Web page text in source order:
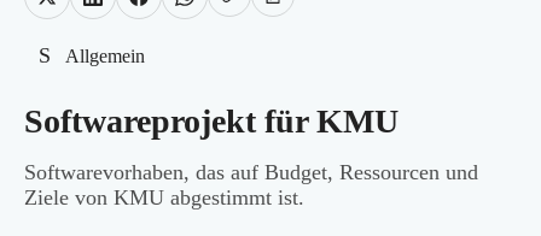
S Allgemein
Softwareprojekt für KMU
Softwarevorhaben, das auf Budget, Ressourcen und
Ziele von KMU abgestimmt ist.